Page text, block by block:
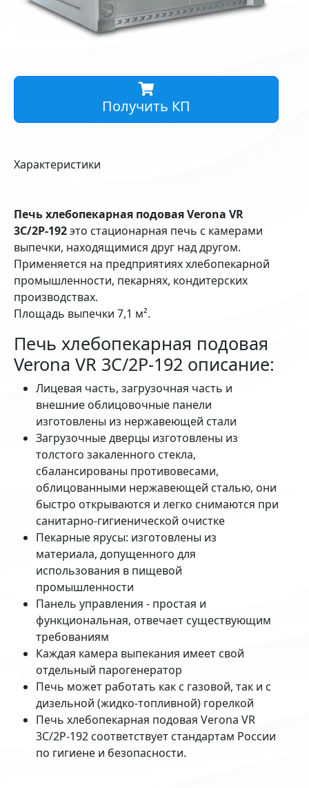
Получить КП
Характеристики
Печь хлебопекарная подовая Verona VR
3C/2P-192это стационарная печь с камерами
выпечки, находящимися друг над другом.
Применяется на предприятиях хлебопекарной
промышленности, пекарнях, кондитерских
производствах.
Площадь выпечки 7,1 м².
Печь хлебопекарная подовая
Verona VR 3C/2P-192 описание:
Лицевая часть, загрузочная часть и
внешние облицовочные панели
изготовлены из нержавеющей стали
Загрузочные дверцы изготовлены из
толстого закаленного стекла,
сбалансированы противовесами,
облицованными нержавеющей сталью, они
быстро открываются и легко снимаются при
санитарно-гигиенической очистке
Пекарные ярусы: изготовлены из
материала, допущенного для
использования в пищевой
промышленности
Панель управления - простая и
функциональная, отвечает существующим
требованиям
Каждая камера выпекания имеет свой
отдельный парогенератор
Печь может работать как с газовой, так и с
дизельной (жидко-топливной) горелкой
Печь хлебопекарная подовая Verona VR
3C/2P-192 соответствует стандартам России
по гигиене и безопасности.